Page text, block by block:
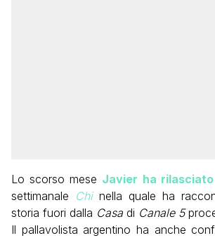
Lo scorso mese Javier ha
settimanale Chi nella quale ha
storia fuori dalla Casa di Canale 5
Il pallavolista argentino ha anche